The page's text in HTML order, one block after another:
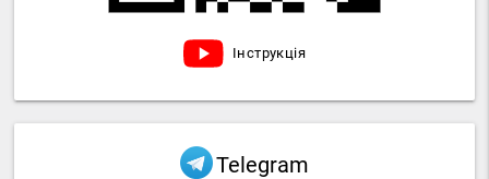
Інструкція
Telegram